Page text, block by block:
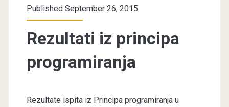
Published September 26, 2015
Rezultati iz principa
programiranja
Rezultate ispita iz Principa programiranja u